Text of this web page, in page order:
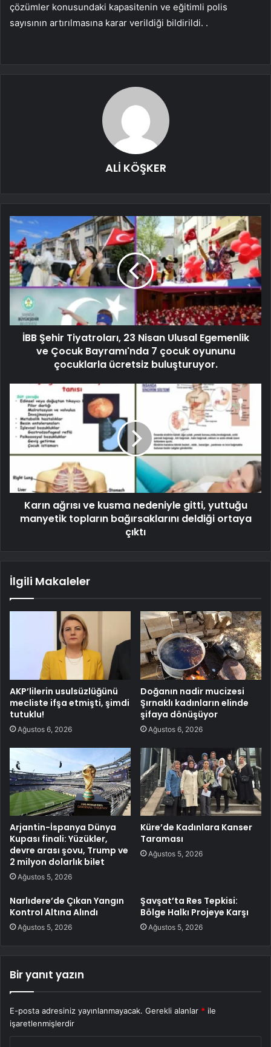
çözümler konusundaki kapasitenin ve eğitimli polis
sayısının artırılmasına karar verildiği bildirildi. .
ALİ KÖŞKER
İBB Şehir Tiyatroları, 23 Nisan Ulusal Egemenlik
ve Çocuk Bayramı'nda 7 çocuk oyununu
çocuklarla ücretsiz buluşturuyor.
Karın ağrısı ve kusma nedeniyle gitti, yuttuğu
manyetik topların bağırsaklarını deldiği ortaya
çıktı
İlgili Makaleler
AKP’lilerin usulsüzlüğünü
mecliste ifşa etmişti, şimdi
tutuklu!
Ağustos 6, 2026
Doğanın nadir mucizesi
Şırnaklı kadınların elinde
şifaya dönüşüyor
Ağustos 6, 2026
Arjantin-İspanya Dünya
Kupası finali: Yüzükler,
devre arası şovu, Trump ve
2 milyon dolarlık bilet
Ağustos 5, 2026
Küre’de Kadınlara Kanser
Taraması
Ağustos 5, 2026
Narlıdere’de Çıkan Yangın
Kontrol Altına Alındı
Ağustos 5, 2026
Şavşat’ta Res Tepkisi:
Bölge Halkı Projeye Karşı
Ağustos 5, 2026
Bir yanıt yazın
E-posta adresiniz yayınlanmayacak. Gerekli alanlar * ile
işaretlenmişlerdir